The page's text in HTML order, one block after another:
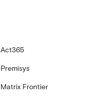
Act365
Premisys
Matrix Frontier